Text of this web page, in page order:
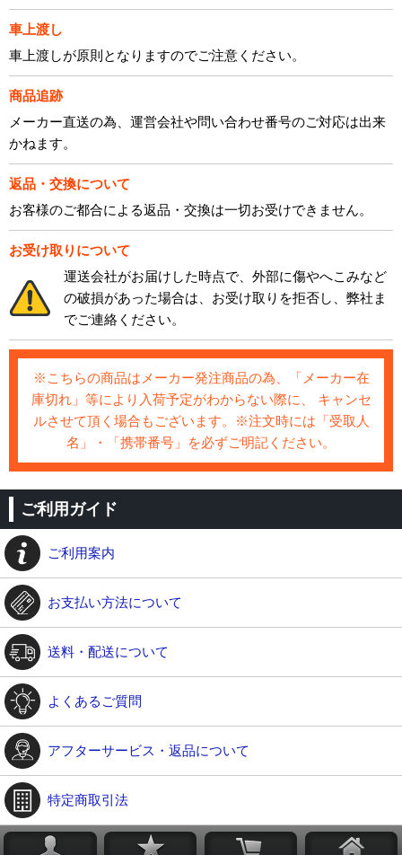
車上渡し
車上渡しが原則となりますのでご注意ください。
商品追跡
メーカー直送の為、運営会社や問い合わせ番号のご対応は出来
かねます。
返品・交換について
お客様のご都合による返品・交換は一切お受けできません。
お受け取りについて
運送会社がお届けした時点で、外部に傷やへこみなど
の破損があった場合は、お受け取りを拒否し、弊社ま
でご連絡ください。
※こちらの商品はメーカー発注商品の為、「メーカー在
庫切れ」等により入荷予定がわからない際に、 キャンセ
ルさせて頂く場合もございます。※注文時には「受取人
名」・「携帯番号」を必ずご明記ください。
ご利用ガイド
ご利用案内
お支払い方法について
送料・配送について
よくあるご質問
アフターサービス・返品について
特定商取引法